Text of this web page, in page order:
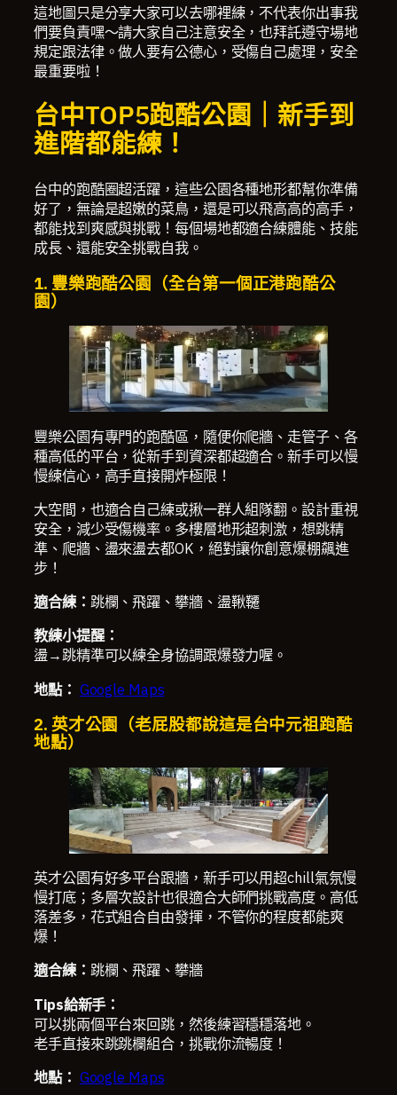
這地圖只是分享大家可以去哪裡練，不代表你出事我
們要負責嘿～請大家自己注意安全，也拜託遵守場地
規定跟法律。做人要有公德心，受傷自己處理，安全
最重要啦！
台中TOP5跑酷公園｜新手到
進階都能練！
台中的跑酷圈超活躍，這些公園各種地形都幫你準備
好了，無論是超嫩的菜鳥，還是可以飛高高的高手，
都能找到爽感與挑戰！每個場地都適合練體能、技能
成長、還能安全挑戰自我。
1. 豐樂跑酷公園 （全台第一個正港跑酷公
園）
豐樂公園有專門的跑酷區，隨便你爬牆、走管子、各
種高低的平台，從新手到資深都超適合。新手可以慢
慢練信心，高手直接開炸極限！
大空間，也適合自己練或揪一群人組隊翻。設計重視
安全，減少受傷機率。多樓層地形超刺激，想跳精
準、爬牆、盪來盪去都OK，絕對讓你創意爆棚飆進
步！
適合練： 跳欄、飛躍、攀牆、盪鞦韆
教練小提醒：
盪→跳精準可以練全身協調跟爆發力喔。
地點： Google Maps
2. 英才公園 （老屁股都說這是台中元祖跑酷
地點）
英才公園有好多平台跟牆，新手可以用超chill氣氛慢
慢打底；多層次設計也很適合大師們挑戰高度。高低
落差多，花式組合自由發揮，不管你的程度都能爽
爆！
適合練： 跳欄、飛躍、攀牆
Tips給新手：
可以挑兩個平台來回跳，然後練習穩穩落地。
老手直接來跳跳欄組合，挑戰你流暢度！
地點： Google Maps